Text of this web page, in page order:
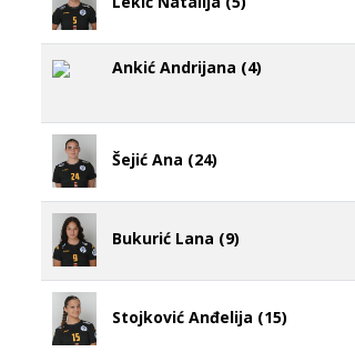
Ankić Andrijana (4)
Šejić Ana (24)
Bukurić Lana (9)
Stojković Anđelija (15)